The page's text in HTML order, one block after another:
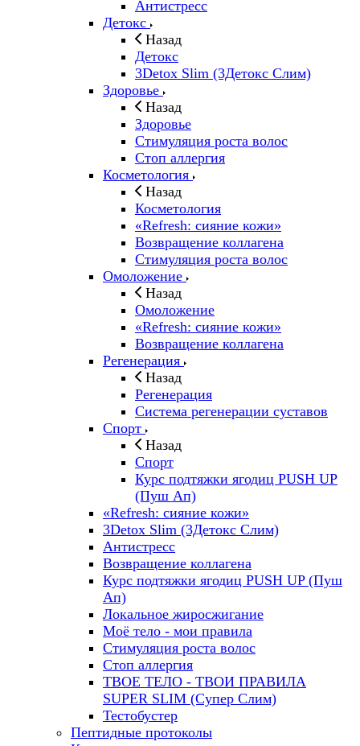
Антистресс
Детокс
Назад
Детокс
3Detox Slim (3Детокс Слим)
Здоровье
Назад
Здоровье
Стимуляция роста волос
Стоп аллергия
Косметология
Назад
Косметология
«Refresh: сияние кожи»
Возвращение коллагена
Стимуляция роста волос
Омоложение
Назад
Омоложение
«Refresh: сияние кожи»
Возвращение коллагена
Регенерация
Назад
Регенерация
Система регенерации суставов
Спорт
Назад
Спорт
Курс подтяжки ягодиц PUSH UP
(Пуш Ап)
«Refresh: сияние кожи»
3Detox Slim (3Детокс Слим)
Антистресс
Возвращение коллагена
Курс подтяжки ягодиц PUSH UP (Пуш
Ап)
Локальное жиросжигание
Моё тело - мои правила
Стимуляция роста волос
Стоп аллергия
ТВОЕ ТЕЛО - ТВОИ ПРАВИЛА
SUPER SLIM (Супер Слим)
Тестобустер
Пептидные протоколы